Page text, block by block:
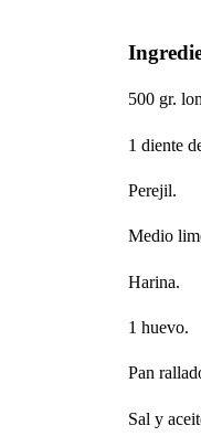
500 gr.
1 diente
Perejil.
Medio
Harina.
1 huevo.
Pan
Sal y